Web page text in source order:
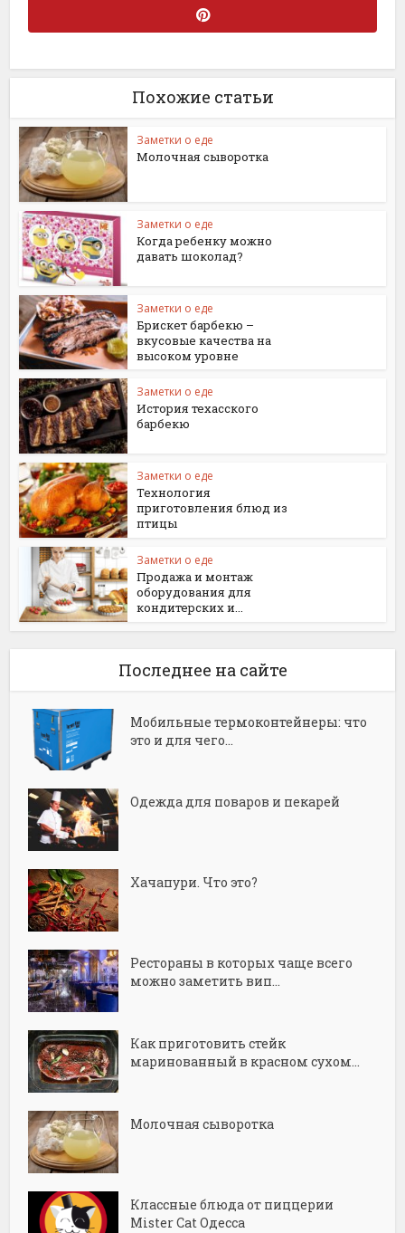
Похожие статьи
Заметки о еде
Молочная сыворотка
Заметки о еде
Когда ребенку можно
давать шоколад?
Заметки о еде
Брискет барбекю –
вкусовые качества на
высоком уровне
Заметки о еде
История техасского
барбекю
Заметки о еде
Технология
приготовления блюд из
птицы
Заметки о еде
Продажа и монтаж
оборудования для
кондитерских и...
Последнее на сайте
Мобильные термоконтейнеры: что
это и для чего...
Одежда для поваров и пекарей
Хачапури. Что это?
Рестораны в которых чаще всего
можно заметить вип...
Как приготовить стейк
маринованный в красном сухом...
Молочная сыворотка
Классные блюда от пиццерии
Mister Cat Одесса